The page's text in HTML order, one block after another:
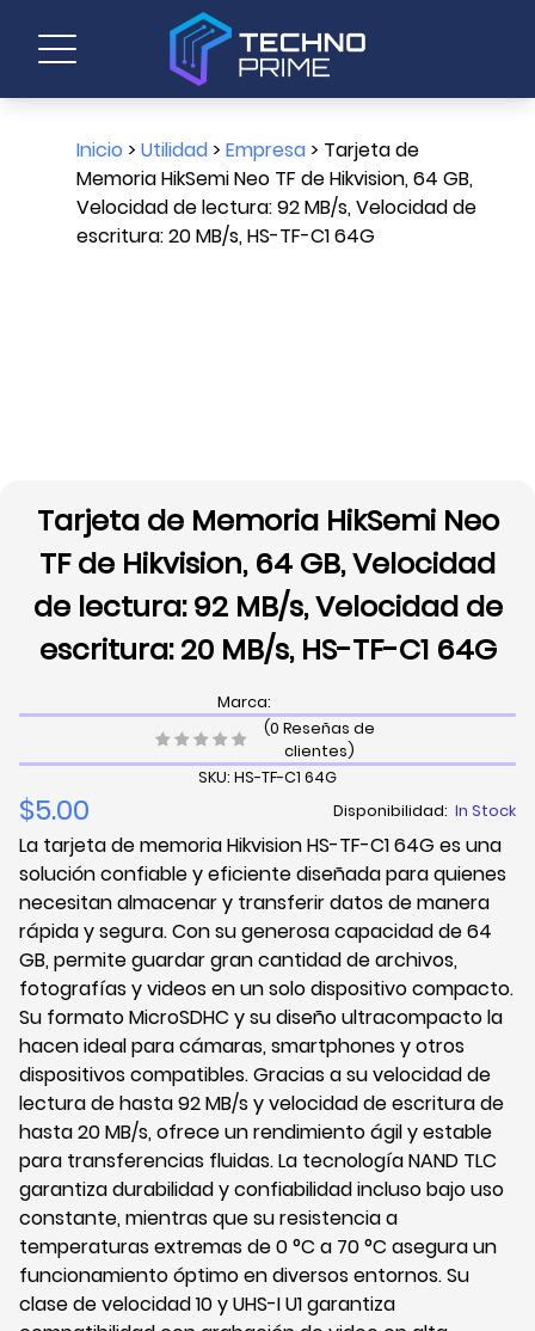
Inicio > Utilidad> Empresa> Tarjeta de
Memoria HikSemi Neo TF de Hikvision, 64 GB,
Velocidad de lectura: 92 MB/s, Velocidad de
escritura: 20 MB/s, HS-TF-C1 64G
Tarjeta de Memoria HikSemi Neo
TF de Hikvision, 64 GB, Velocidad
de lectura: 92 MB/s, Velocidad de
escritura: 20 MB/s, HS-TF-C1 64G
Marca:
(0 Reseñas de
clientes)
SKU: HS-TF-C1 64G
$5.00 Disponibilidad: In Stock
La tarjeta de memoria Hikvision HS-TF-C1 64G es una
solución confiable y eficiente diseñada para quienes
necesitan almacenar y transferir datos de manera
rápida y segura. Con su generosa capacidad de 64
GB, permite guardar gran cantidad de archivos,
fotografías y videos en un solo dispositivo compacto.
Su formato MicroSDHC y su diseño ultracompacto la
hacen ideal para cámaras, smartphones y otros
dispositivos compatibles. Gracias a su velocidad de
lectura de hasta 92 MB/s y velocidad de escritura de
hasta 20 MB/s, ofrece un rendimiento ágil y estable
para transferencias fluidas. La tecnología NAND TLC
garantiza durabilidad y confiabilidad incluso bajo uso
constante, mientras que su resistencia a
temperaturas extremas de 0 °C a 70 °C asegura un
funcionamiento óptimo en diversos entornos. Su
clase de velocidad 10 y UHS-I U1 garantiza